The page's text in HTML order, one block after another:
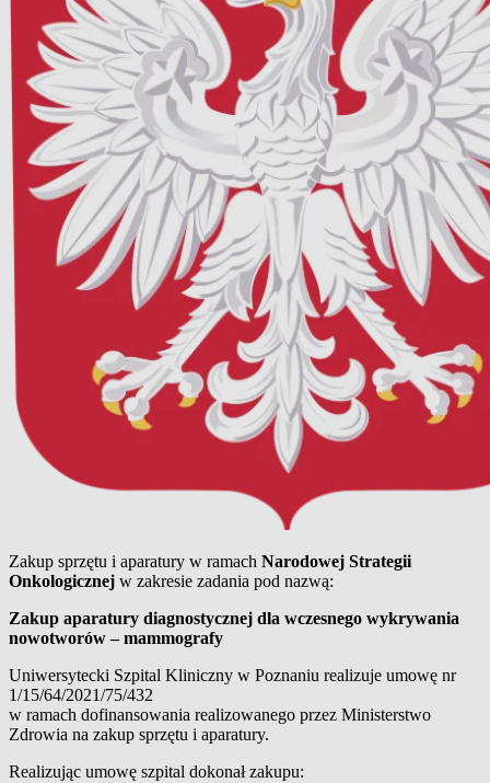
Zakup sprzętu i aparatury w ramach Narodowej Strategii
Onkologicznej w zakresie zadania pod nazwą:
Zakup aparatury diagnostycznej dla wczesnego wykrywania
nowotworów – mammografy
Uniwersytecki Szpital Kliniczny w Poznaniu realizuje umowę nr
1/15/64/2021/75/432
w ramach dofinansowania realizowanego przez Ministerstwo
Zdrowia na zakup sprzętu i aparatury.
Realizując umowę szpital dokonał zakupu: